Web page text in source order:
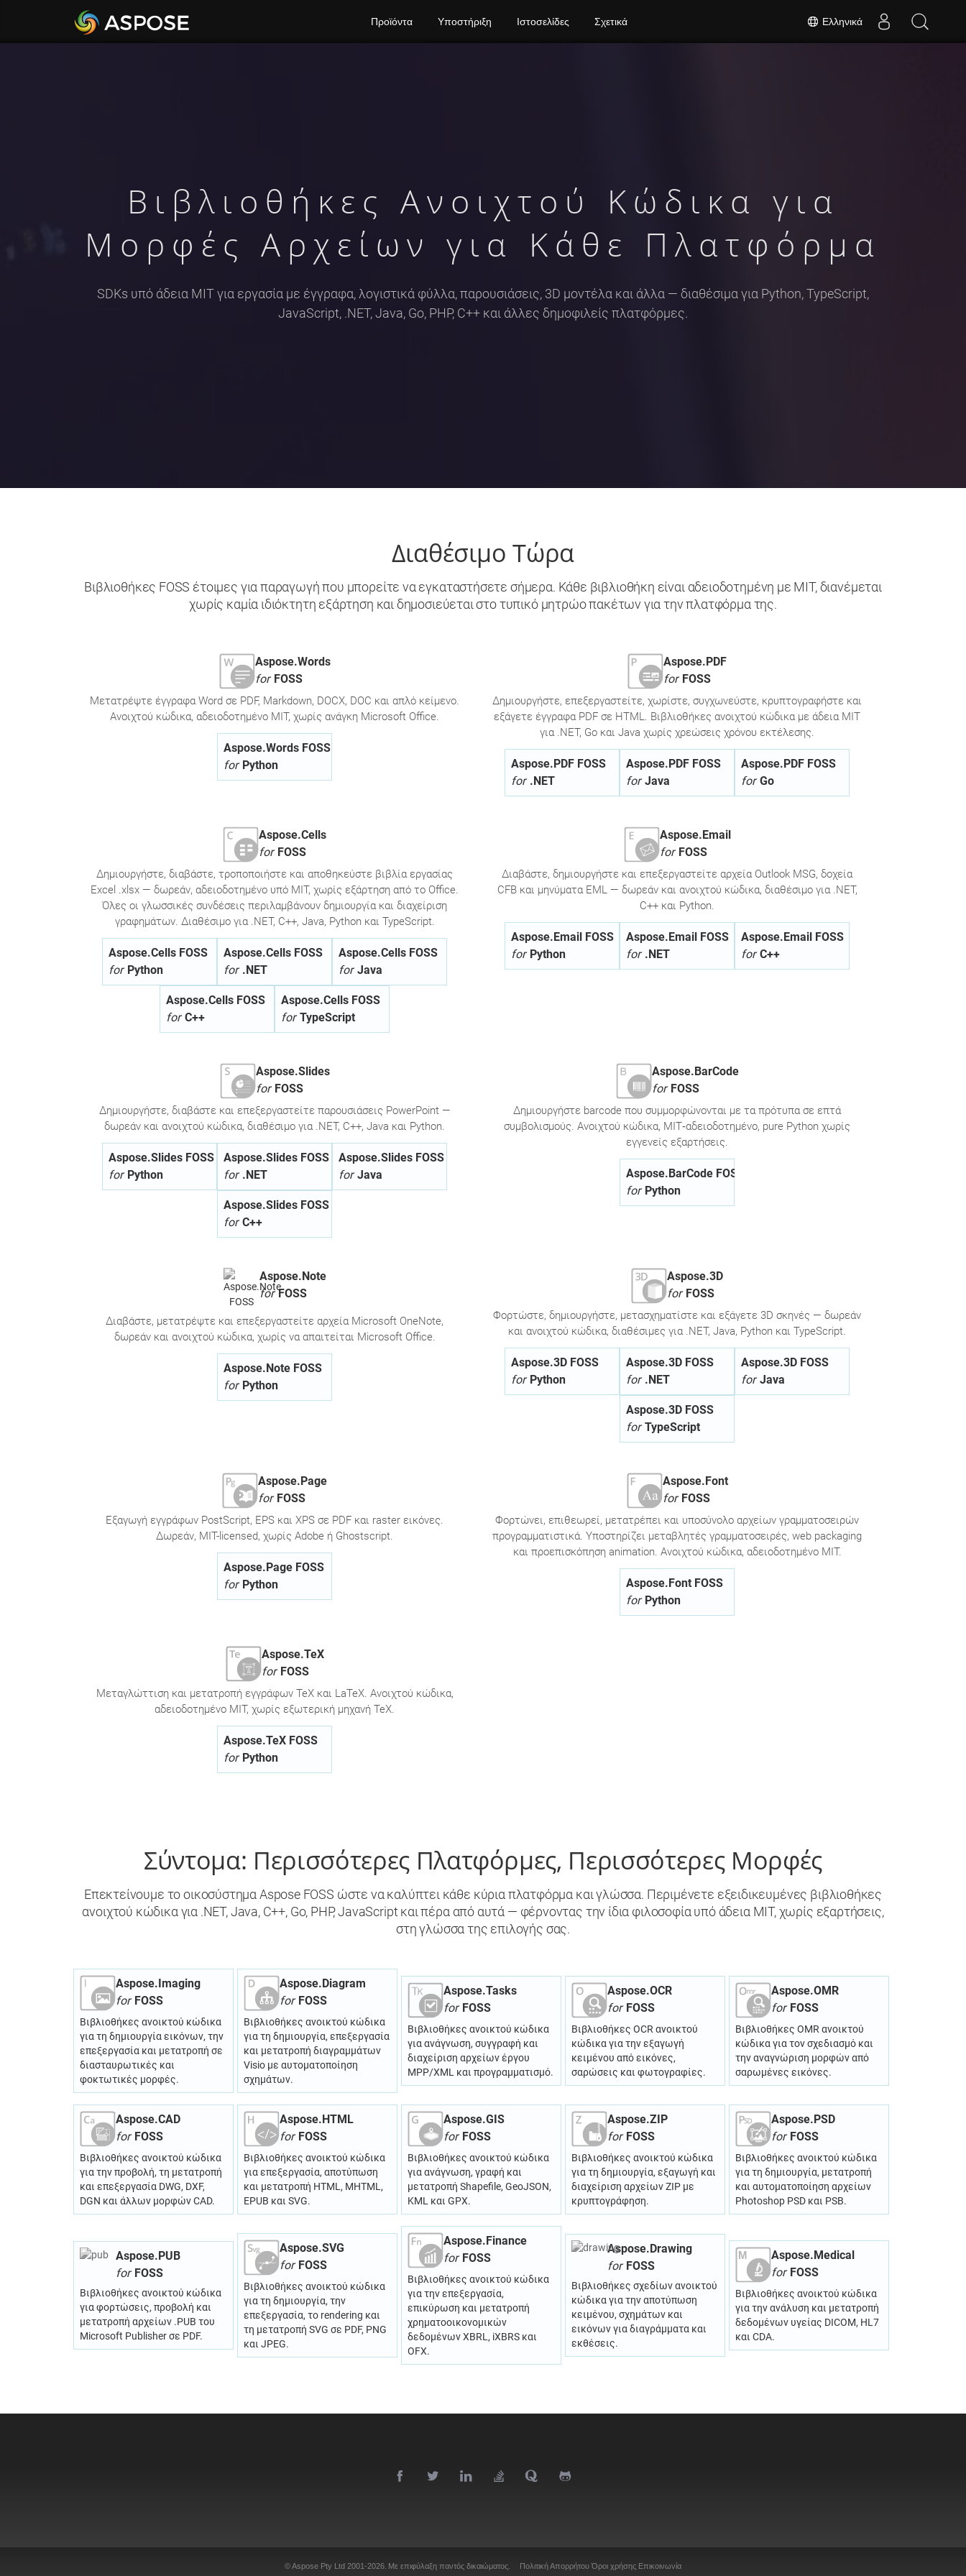
Ελληνικά
Προϊόντα Υποστήριξη Ιστοσελίδες Σχετικά
Βιβλιοθήκες Ανοιχτού Κώδικα για
Μορφές Αρχείων για Κάθε Πλατφόρμα
SDKs υπό άδεια MIT για εργασία με έγγραφα, λογιστικά φύλλα, παρουσιάσεις, 3D μοντέλα και άλλα — διαθέσιμα για Python, TypeScript,
JavaScript, .NET, Java, Go, PHP, C++ και άλλες δημοφιλείς πλατφόρμες.
Διαθέσιμο Τώρα
Βιβλιοθήκες FOSS έτοιμες για παραγωγή που μπορείτε να εγκαταστήσετε σήμερα. Κάθε βιβλιοθήκη είναι αδειοδοτημένη με MIT, διανέμεται
χωρίς καμία ιδιόκτητη εξάρτηση και δημοσιεύεται στο τυπικό μητρώο πακέτων για την πλατφόρμα της.
Aspose.Words
forFOSS
Μετατρέψτε έγγραφα Word σε PDF, Markdown, DOCX, DOC και απλό κείμενο.
Ανοιχτού κώδικα, αδειοδοτημένο MIT, χωρίς ανάγκη Microsoft Office.
Aspose.Words FOSS
forPython
Aspose.PDF
forFOSS
Δημιουργήστε, επεξεργαστείτε, χωρίστε, συγχωνεύστε, κρυπτογραφήστε και
εξάγετε έγγραφα PDF σε HTML. Βιβλιοθήκες ανοιχτού κώδικα με άδεια MIT
για .NET, Go και Java χωρίς χρεώσεις χρόνου εκτέλεσης.
Aspose.PDF FOSS
for.NET
Aspose.PDF FOSS
forJava
Aspose.PDF FOSS
forGo
Aspose.Cells
forFOSS
Δημιουργήστε, διαβάστε, τροποποιήστε και αποθηκεύστε βιβλία εργασίας
Excel .xlsx — δωρεάν, αδειοδοτημένο υπό MIT, χωρίς εξάρτηση από το Office.
Όλες οι γλωσσικές συνδέσεις περιλαμβάνουν δημιουργία και διαχείριση
γραφημάτων. Διαθέσιμο για .NET, C++, Java, Python και TypeScript.
Aspose.Cells FOSS
forPython
Aspose.Cells FOSS
for.NET
Aspose.Cells FOSS
forJava
Aspose.Cells FOSS
forC++
Aspose.Cells FOSS
forTypeScript
Aspose.Email
forFOSS
Διαβάστε, δημιουργήστε και επεξεργαστείτε αρχεία Outlook MSG, δοχεία
CFB και μηνύματα EML — δωρεάν και ανοιχτού κώδικα, διαθέσιμο για .NET,
C++ και Python.
Aspose.Email FOSS
forPython
Aspose.Email FOSS
for.NET
Aspose.Email FOSS
forC++
Aspose.Slides
forFOSS
Δημιουργήστε, διαβάστε και επεξεργαστείτε παρουσιάσεις PowerPoint —
δωρεάν και ανοιχτού κώδικα, διαθέσιμο για .NET, C++, Java και Python.
Aspose.Slides FOSS
forPython
Aspose.Slides FOSS
for.NET
Aspose.Slides FOSS
forJava
Aspose.Slides FOSS
forC++
Aspose.BarCode
forFOSS
Δημιουργήστε barcode που συμμορφώνονται με τα πρότυπα σε επτά
συμβολισμούς. Ανοιχτού κώδικα, MIT‑αδειοδοτημένο, pure Python χωρίς
εγγενείς εξαρτήσεις.
Aspose.BarCode FOSS
forPython
Aspose.Note
forFOSS
Διαβάστε, μετατρέψτε και επεξεργαστείτε αρχεία Microsoft OneNote,
δωρεάν και ανοιχτού κώδικα, χωρίς να απαιτείται Microsoft Office.
Aspose.Note FOSS
forPython
Aspose.3D
forFOSS
Φορτώστε, δημιουργήστε, μετασχηματίστε και εξάγετε 3D σκηνές — δωρεάν
και ανοιχτού κώδικα, διαθέσιμες για .NET, Java, Python και TypeScript.
Aspose.3D FOSS
forPython
Aspose.3D FOSS
for.NET
Aspose.3D FOSS
forJava
Aspose.3D FOSS
forTypeScript
Aspose.Page
forFOSS
Εξαγωγή εγγράφων PostScript, EPS και XPS σε PDF και raster εικόνες.
Δωρεάν, MIT-licensed, χωρίς Adobe ή Ghostscript.
Aspose.Page FOSS
forPython
Aspose.Font
forFOSS
Φορτώνει, επιθεωρεί, μετατρέπει και υποσύνολο αρχείων γραμματοσειρών
προγραμματιστικά. Υποστηρίζει μεταβλητές γραμματοσειρές, web packaging
και προεπισκόπηση animation. Ανοιχτού κώδικα, αδειοδοτημένο MIT.
Aspose.Font FOSS
forPython
Aspose.TeX
forFOSS
Μεταγλώττιση και μετατροπή εγγράφων TeX και LaTeX. Ανοιχτού κώδικα,
αδειοδοτημένο MIT, χωρίς εξωτερική μηχανή TeX.
Aspose.TeX FOSS
forPython
Σύντομα: Περισσότερες Πλατφόρμες, Περισσότερες Μορφές
Επεκτείνουμε το οικοσύστημα Aspose FOSS ώστε να καλύπτει κάθε κύρια πλατφόρμα και γλώσσα. Περιμένετε εξειδικευμένες βιβλιοθήκες
ανοιχτού κώδικα για .NET, Java, C++, Go, PHP, JavaScript και πέρα από αυτά — φέρνοντας την ίδια φιλοσοφία υπό άδεια MIT, χωρίς εξαρτήσεις,
στη γλώσσα της επιλογής σας.
Aspose.Imaging
forFOSS
Βιβλιοθήκες ανοικτού κώδικα
για τη δημιουργία εικόνων, την
επεξεργασία και μετατροπή σε
διασταυρωτικές και
φοκτωτικές μορφές.
Aspose.Diagram
forFOSS
Βιβλιοθήκες ανοικτού κώδικα
για τη δημιουργία, επεξεργασία
και μετατροπή διαγραμμάτων
Visio με αυτοματοποίηση
σχημάτων.
Aspose.Tasks
forFOSS
Βιβλιοθήκες ανοικτού κώδικα
για ανάγνωση, συγγραφή και
διαχείριση αρχείων έργου
MPP/XML και προγραμματισμό.
Aspose.OCR
forFOSS
Βιβλιοθήκες OCR ανοικτού
κώδικα για την εξαγωγή
κειμένου από εικόνες,
σαρώσεις και φωτογραφίες.
Aspose.OMR
forFOSS
Βιβλιοθήκες OMR ανοικτού
κώδικα για τον σχεδιασμό και
την αναγνώριση μορφών από
σαρωμένες εικόνες.
Aspose.CAD
forFOSS
Βιβλιοθήκες ανοικτού κώδικα
για την προβολή, τη μετατροπή
και επεξεργασία DWG, DXF,
DGN και άλλων μορφών CAD.
Aspose.HTML
forFOSS
Βιβλιοθήκες ανοικτού κώδικα
για επεξεργασία, αποτύπωση
και μετατροπή HTML, MHTML,
EPUB και SVG.
Aspose.GIS
forFOSS
Βιβλιοθήκες ανοικτού κώδικα
για ανάγνωση, γραφή και
μετατροπή Shapefile, GeoJSON,
KML και GPX.
Aspose.ZIP
forFOSS
Βιβλιοθήκες ανοικτού κώδικα
για τη δημιουργία, εξαγωγή και
διαχείριση αρχείων ZIP με
κρυπτογράφηση.
Aspose.PSD
forFOSS
Βιβλιοθήκες ανοικτού κώδικα
για τη δημιουργία, μετατροπή
και αυτοματοποίηση αρχείων
Photoshop PSD και PSB.
Aspose.PUB
forFOSS
Βιβλιοθήκες ανοικτού κώδικα
για φορτώσεις, προβολή και
μετατροπή αρχείων .PUB του
Microsoft Publisher σε PDF.
Aspose.SVG
forFOSS
Βιβλιοθήκες ανοικτού κώδικα
για τη δημιουργία, την
επεξεργασία, το rendering και
τη μετατροπή SVG σε PDF, PNG
και JPEG.
Aspose.Finance
forFOSS
Βιβλιοθήκες ανοικτού κώδικα
για την επεξεργασία,
επικύρωση και μετατροπή
χρηματοοικονομικών
δεδομένων XBRL, iXBRS και
OFX.
Aspose.Drawing
forFOSS
Βιβλιοθήκες σχεδίων ανοικτού
κώδικα για την αποτύπωση
κειμένου, σχημάτων και
εικόνων για διαγράμματα και
εκθέσεις.
Aspose.Medical
forFOSS
Βιβλιοθήκες ανοικτού κώδικα
για την ανάλυση και μετατροπή
δεδομένων υγείας DICOM, HL7
και CDA.
© Aspose Pty Ltd 2001-2026. Με επιφύλαξη παντός δικαιώματος. Πολιτική Απορρήτου Όροι χρήσης Επικοινωνία